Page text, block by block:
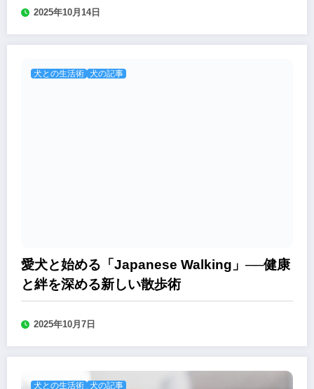
2025年10月14日
犬との生活術 犬の記事
愛犬と始める「Japanese Walking」──健康
と絆を深める新しい散歩術
2025年10月7日
犬との生活術 犬の記事